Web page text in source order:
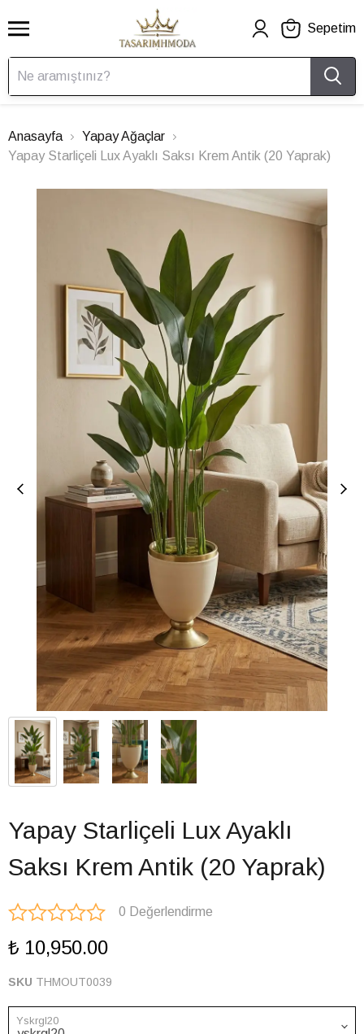
Sepetim
Anasayfa
Yapay Ağaçlar
Yapay Starliçeli Lux Ayaklı Saksı Krem Antik (20 Yaprak)
Yapay Starliçeli Lux Ayaklı
Saksı Krem Antik (20 Yaprak)
0 Değerlendirme
₺ 10,950.00
SKU THMOUT0039
Yskrgl20